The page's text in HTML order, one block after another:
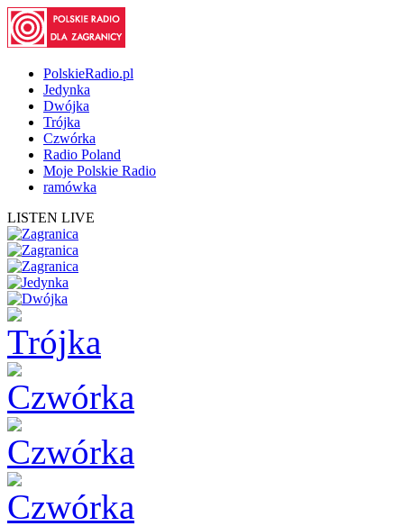
PolskieRadio.pl
Jedynka
Dwójka
Trójka
Czwórka
Radio Poland
Moje Polskie Radio
ramówka
LISTEN LIVE